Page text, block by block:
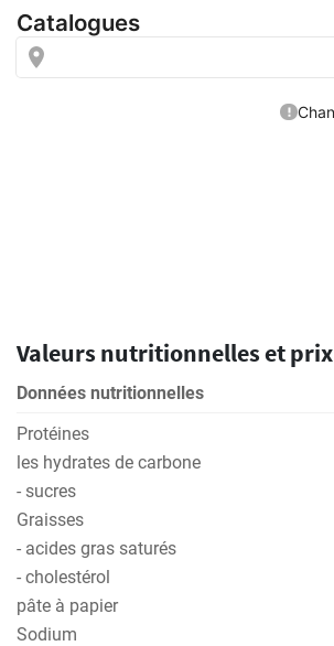
Valeurs nutritionnelles et prix
Données nutritionnelles
Protéines
les hydrates de carbone
- sucres
Graisses
- acides gras saturés
- cholestérol
pâte à papier
Sodium